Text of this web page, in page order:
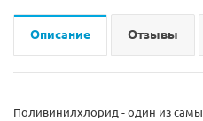
Описание Отзывы
Поливинилхлорид - один из